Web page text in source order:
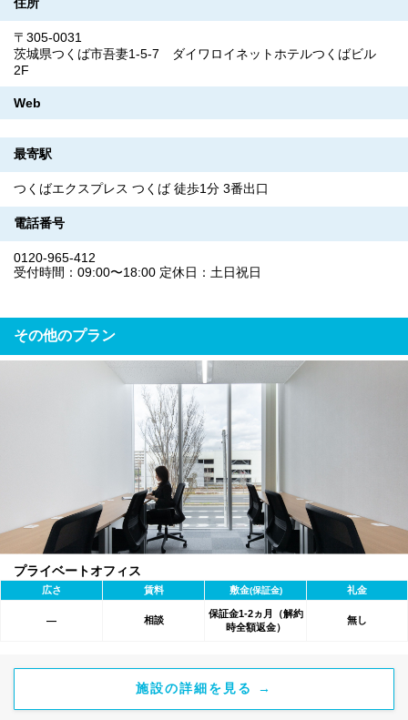
〒305-0031
茨城県つくば市吾妻1-5-7 ダイワロイネットホテルつくばビル
2F
Web
最寄駅
つくばエクスプレス つくば 徒歩1分 3番出口
電話番号
0120-965-412
受付時間：09:00〜18:00 定休日：土日祝日
その他のプラン
プライベートオフィス
広さ 賃料 敷金(保証金) 礼金
― 相談
保証金1-2ヵ月（解約
時全額返金）
無し
施設の詳細を見る →